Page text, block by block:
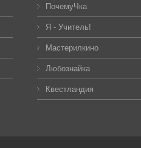
ПочемуЧка
Я - Учитель!
Мастерилкино
Любознайка
Квестландия